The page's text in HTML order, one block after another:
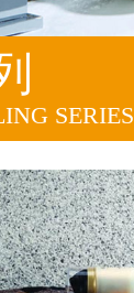
SERIES